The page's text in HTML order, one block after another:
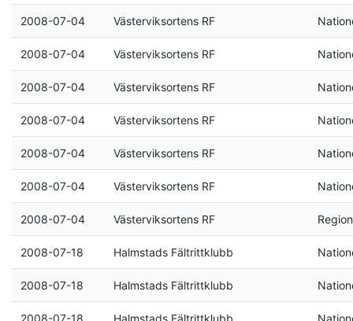
2008-07-04 Västerviksortens RF
2008-07-04 Västerviksortens RF
2008-07-04 Västerviksortens RF
2008-07-04 Västerviksortens RF
2008-07-04 Västerviksortens RF
2008-07-04 Västerviksortens RF
2008-07-04 Västerviksortens RF
2008-07-18 Halmstads Fältrittklubb
2008-07-18 Halmstads Fältrittklubb
2008-07-18 Halmstads Fältrittklubb